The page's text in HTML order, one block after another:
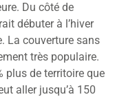
Du côté de
débuter à l’hiver
La couverture sans
très populaire.
plus de territoire que
aller jusqu’à 150